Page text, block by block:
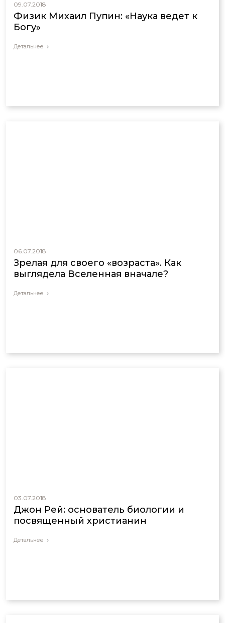
09.07.2018
Физик Михаил Пупин: «Наука ведет к
Богу»
Детальнее
06.07.2018
Зрелая для своего «возраста». Как
выглядела Вселенная вначале?
Детальнее
03.07.2018
Джон Рей: основатель биологии и
посвященный христианин
Детальнее